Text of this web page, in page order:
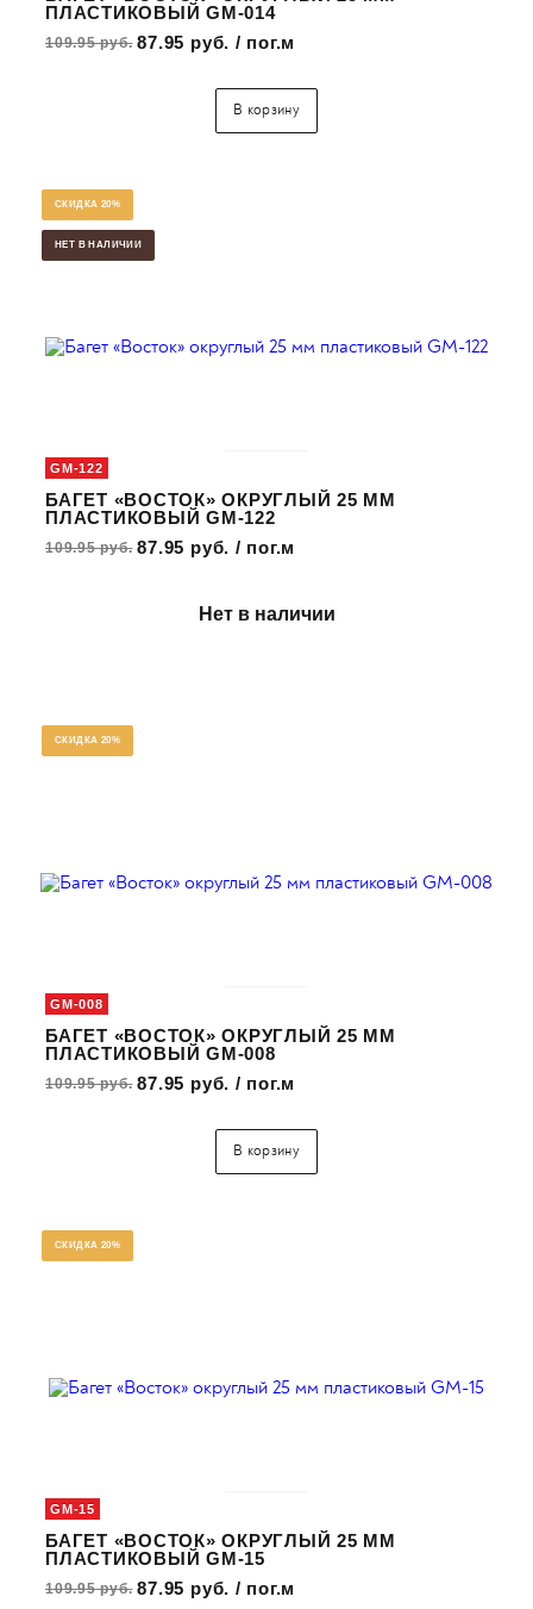
ПЛАСТИКОВЫЙ GM-014
109.95 руб. 87.95 руб. / пог.м
В корзину
СКИДКА 20%
НЕТ В НАЛИЧИИ
GM-122
БАГЕТ «ВОСТОК» ОКРУГЛЫЙ 25 ММ
ПЛАСТИКОВЫЙ GM-122
109.95 руб. 87.95 руб. / пог.м
Нет в наличии
СКИДКА 20%
GM-008
БАГЕТ «ВОСТОК» ОКРУГЛЫЙ 25 ММ
ПЛАСТИКОВЫЙ GM-008
109.95 руб. 87.95 руб. / пог.м
В корзину
СКИДКА 20%
GM-15
БАГЕТ «ВОСТОК» ОКРУГЛЫЙ 25 ММ
ПЛАСТИКОВЫЙ GM-15
109.95 руб. 87.95 руб. / пог.м